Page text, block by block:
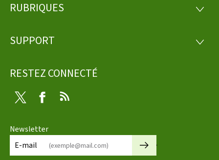
Pied
page
RUBRIQUES
SUPPORT
RESTEZ CONNECTÉ
Twitter Facebook
Newsletter
E-mail
🡒